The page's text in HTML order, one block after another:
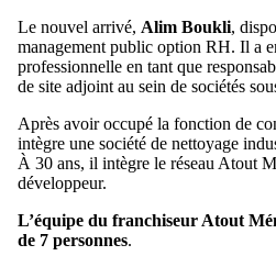
Le nouvel arrivé, Alim Boukli,
management public option RH. Il a
professionnelle en tant que
de site adjoint au sein de sociétés
Après avoir occupé la fonction de
intègre une société de nettoyage
À 30 ans, il intègre le réseau Atout
développeur.
L’équipe du franchiseur Atout
de 7 personnes.